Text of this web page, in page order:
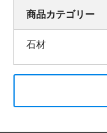
商品カテゴリー
石材